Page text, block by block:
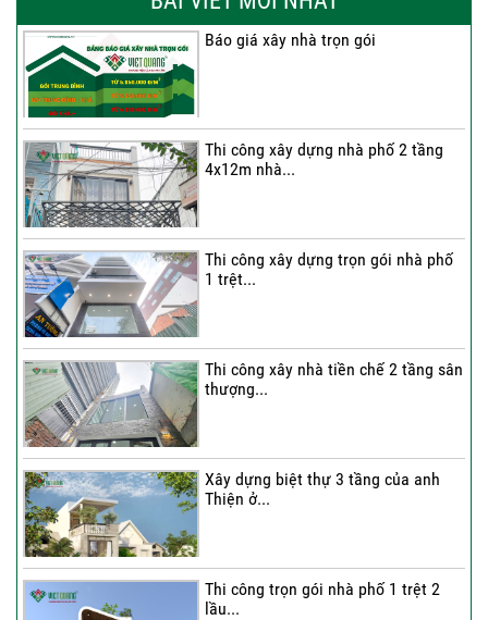
Báo giá xây nhà trọn gói
Thi công xây dựng nhà phố 2 tầng
4x12m nhà...
Thi công xây dựng trọn gói nhà phố
1 trệt...
Thi công xây nhà tiền chế 2 tầng sân
thượng...
Xây dựng biệt thự 3 tầng của anh
Thiện ở...
Thi công trọn gói nhà phố 1 trệt 2
lầu...